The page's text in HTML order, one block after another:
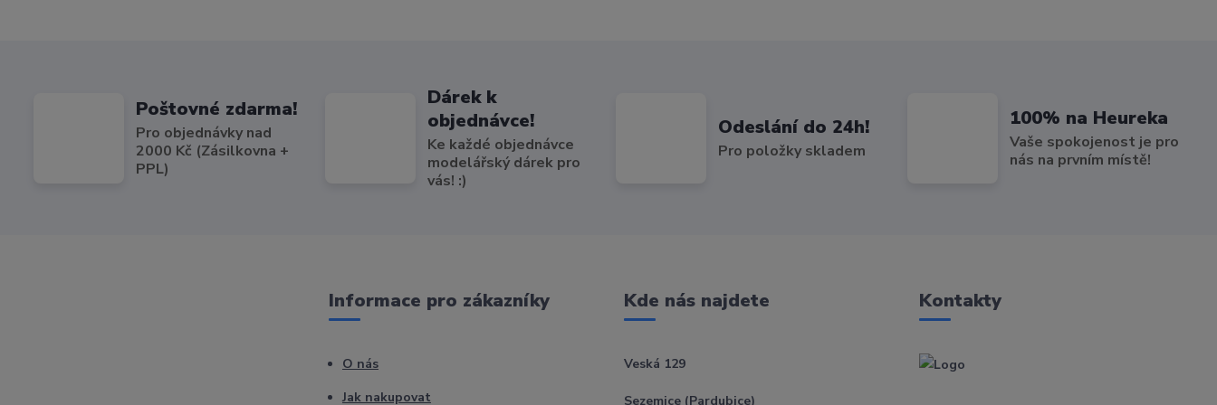
Poštovné zdarma!
Pro objednávky nad
2000 Kč (Zásilkovna +
PPL)
Dárek k
objednávce!
Ke každé objednávce
modelářský dárek pro
vás! :)
Odeslání do 24h!
Pro položky skladem
100% na Heureka
Vaše spokojenost je pro
nás na prvním místě!
Informace pro zákazníky
O nás
Jak nakupovat
Kde nás najdete
Veská 129
Sezemice (Pardubice)
Kontakty